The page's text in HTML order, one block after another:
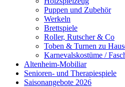
Puppen und Zubehör
Werkeln
Brettspiele
Roller, Rutscher & Co
Toben & Turnen zu
Karnevalskostüme /
Altenheim-Mobiliar
Senioren- und Therapiespiele
Saisonangebote 2026